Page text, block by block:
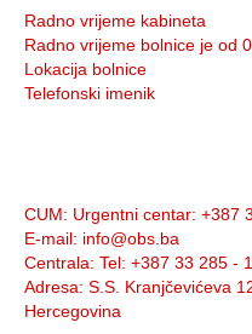
Radno vrijeme kabineta
Radno vrijeme bolnice je od
Lokacija bolnice
Telefonski imenik
CUM: Urgentni centar: +387
E-mail: info@obs.ba
Centrala: Tel: +387 33 285 -
Adresa: S.S. Kranjčevićeva
Hercegovina